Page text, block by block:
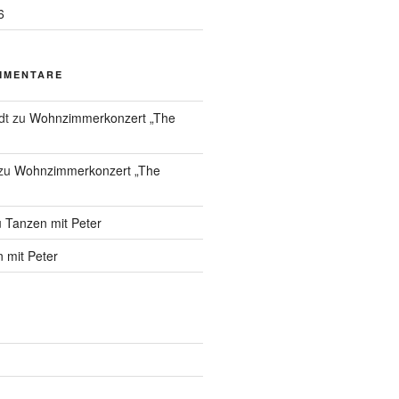
zu Wohnzimmerkonzert „The
Wohnzimmerkonzert „The
Tanzen mit Peter
mit Peter